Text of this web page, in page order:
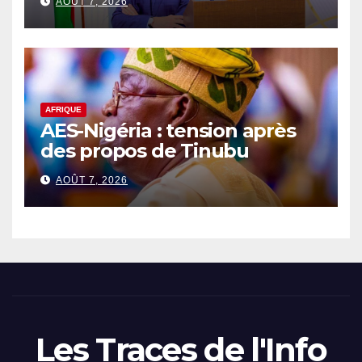
AFRIQUE
AES-Nigéria : tension après
des propos de Tinubu
AOÛT 7, 2026
Les Traces de l'Info